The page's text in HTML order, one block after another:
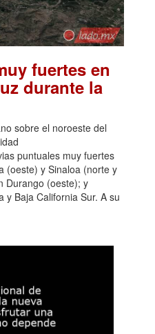
fuertes en
durante la
sobre el noroeste del
puntuales muy fuertes
(oeste) y Sinaloa (norte y
Durango (oeste); y
y Baja California Sur. A su